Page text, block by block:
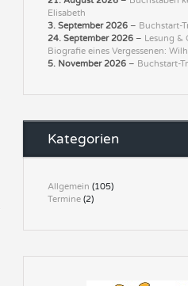
Elisabeth
3. September 2026 – Buchstart-
24. September 2026 – Lesung &
Biografie eines Vergessenen:
5. November 2026 – Buchstart-
Kategorien
Allgemein (105)
Termine (2)